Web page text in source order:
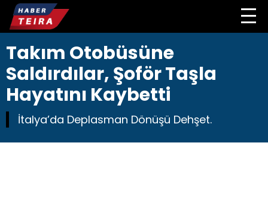
Takım Otobüsüne
Saldırdılar, Şoför Taşla
Hayatını Kaybetti
İtalya’da Deplasman Dönüşü Dehşet.